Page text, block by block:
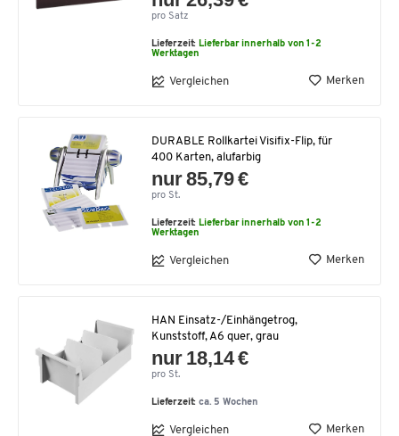
pro Satz
Lieferzeit: Lieferbar innerhalb von 1-2
Werktagen
Vergleichen Merken
DURABLE Rollkartei Visifix-Flip, für
400 Karten, alufarbig
nur 85,79 €
pro St.
Lieferzeit: Lieferbar innerhalb von 1-2
Werktagen
Vergleichen Merken
HAN Einsatz-/Einhängetrog,
Kunststoff, A6 quer, grau
nur 18,14 €
pro St.
Lieferzeit:ca. 5 Wochen
Vergleichen Merken